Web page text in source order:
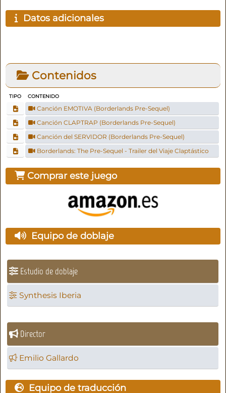
Datos adicionales
Contenidos
TIPO CONTENIDO
Canción EMOTIVA (Borderlands Pre-Sequel)
Canción CLAPTRAP (Borderlands Pre-Sequel)
Canción del SERVIDOR (Borderlands Pre-Sequel)
Borderlands: The Pre-Sequel - Trailer del Viaje Claptástico
Comprar este juego
Equipo de doblaje
Estudio de doblaje
Synthesis Iberia
Director
Emilio Gallardo
Equipo de traducción